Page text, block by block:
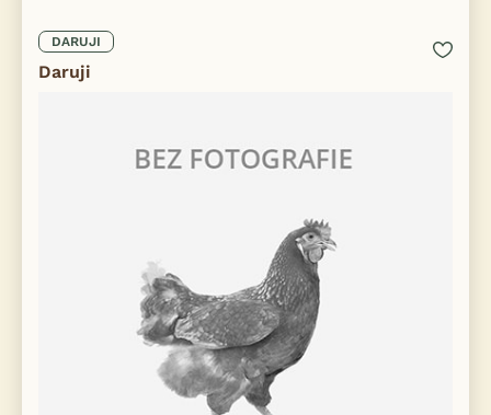
DARUJI
Daruji